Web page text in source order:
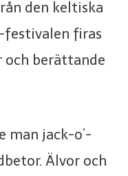
den keltiska
festivalen firas
och berättande
man jack-o’-
Älvor och